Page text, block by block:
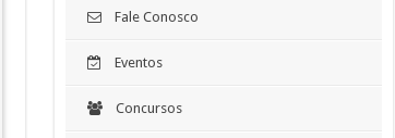
Fale Conosco
Eventos
Concursos